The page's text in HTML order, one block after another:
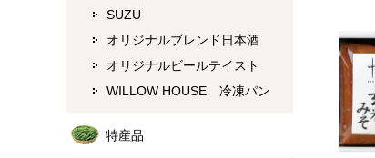
SUZU
オリジナルブレンド日本酒
オリジナルビールテイスト
WILLOW HOUSE 冷凍パン
特産品